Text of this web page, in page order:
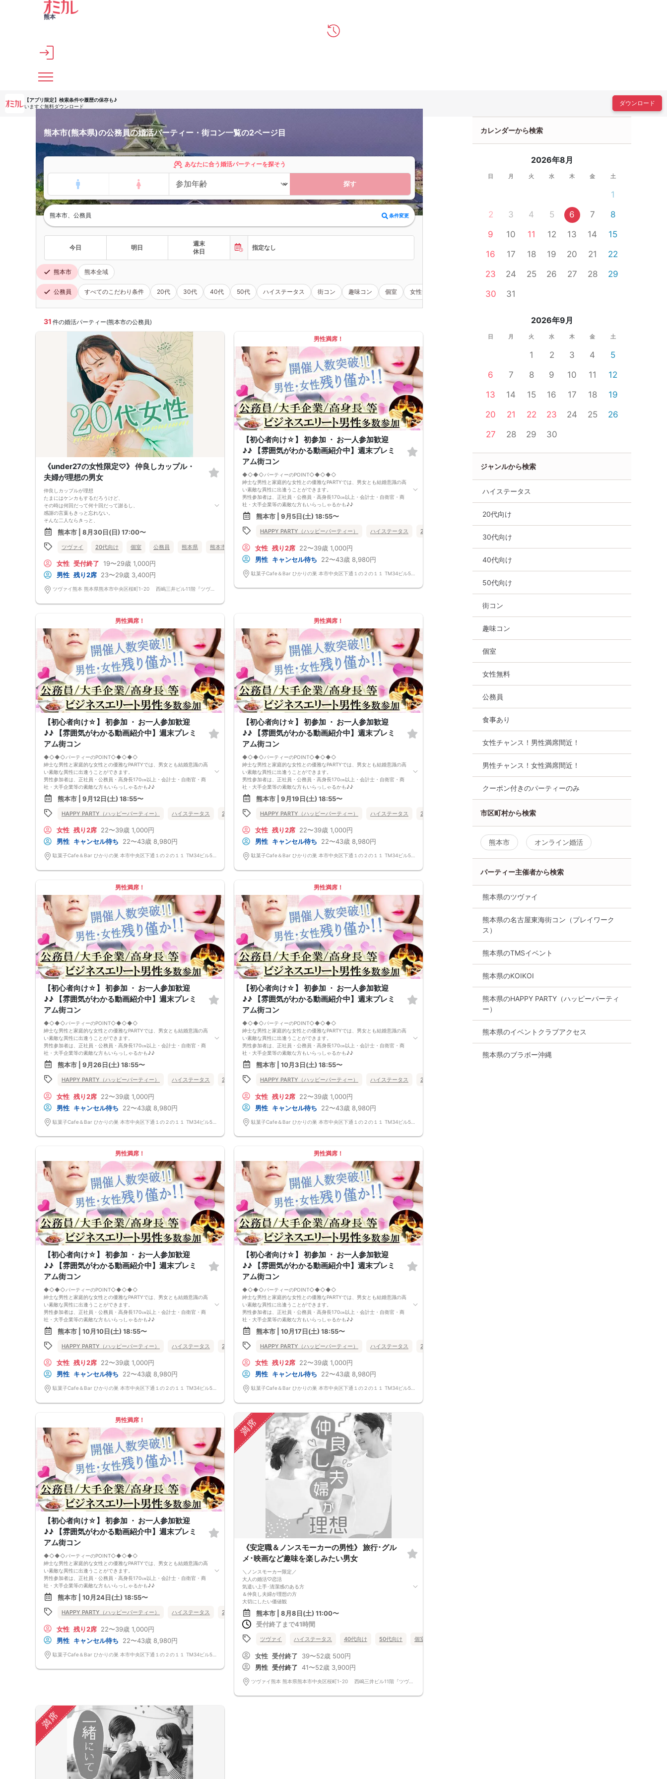
メインコンテンツへスキップ
熊本
【アプリ限定】 検索条件や履歴の保存も♪
いますぐ無料ダウンロード
ダウンロード
熊本市(熊本県)の公務員の婚活パーティー・街コン一覧の2ページ目
あなたに合う婚活パーティーを探そう
探す
熊本市、公務員 条件変更
今日 明日
週末
休日
指定なし
熊本市 熊本全域
公務員 すべてのこだわり条件 20代 30代 40代 50代 ハイステータス 街コン 趣味コン 個室 女性無料
31 件の婚活パーティー(熊本市の公務員)
《under27の女性限定♡》 仲良しカップル・
夫婦が理想の男女
仲良しカップルが理想
たまにはケンカもするだろうけど、
その時は何回だって何十回だって謝るし、
感謝の言葉もきっと忘れない。
そんな二人ならきっと、
笑いあって生きていける気がする。
20代のうちに結婚を考えられる
お付き合いがしたい
仲良しカップル・夫婦が理想の方
熊本市 | 8月30日(日) 17:00〜
ツヴァイ 20代向け 個室 公務員 熊本県 熊本市
女性 受付終了 19〜29歳 1,000円
男性 残り2席 23〜29歳 3,400円
ツヴァイ熊本 熊本県熊本市中央区桜町1-20 西嶋三井ビル11階『ツヴァイ会場』
男性満席！
【初心者向け☆】 初参加 ・ お一人参加歓迎
♪♪ 【雰囲気がわかる動画紹介中】週末プレミ
アム街コン
◆◇◆◇パーティーのPOINT◇◆◇◆◇
紳士な男性と家庭的な女性との優雅なPARTYでは、男女とも結婚意識の高
い素敵な異性に出逢うことができます。
男性参加者は、正社員・公務員・高身長170㎝以上・会計士・自衛官・商
社・大手企業等の素敵な方もいらっしゃるかも♪♪
ゆったりとお話できる空間は、恋活・婚活にピッタリ♪♪ バーラウンジ
で味わう菓子食べ放題＆アルコール飲み放題
定期的に席替えをして全員の方と交流して頂き、連絡先の交換も自由です
♪
【恋人のいる方・事実婚・同棲中・離婚調停中etc.の方はご遠慮下さ
い。】
◇◆◇◆◇◆◇◆◇◆◇◆◇◆◇◆◇◆◇
□受付は開始10分前からとさせて頂きます。
□開催店舗様には『街コンで来ました』とお伝えください。受付まで案内
□最少催行人数が男性2名・女性2名以上からとなっております。
（男女比の調整を行っておりますが、キャンセル等によって変動がある場
合がございます。原則、男女比に関わらず,最少催行人数を下回った場合
に限り、「中止」及び「返金」させて頂きます。）
熊本市 | 9月5日(土) 18:55〜
HAPPY PARTY（ハッピーパーティー） ハイステータス 20代向け
女性 残り2席 22〜39歳 1,000円
男性 キャンセル待ち 22〜43歳 8,980円
男性満席！
【初心者向け☆】 初参加 ・ お一人参加歓迎
♪♪ 【雰囲気がわかる動画紹介中】週末プレミ
アム街コン
◆◇◆◇パーティーのPOINT◇◆◇◆◇
紳士な男性と家庭的な女性との優雅なPARTYでは、男女とも結婚意識の高
い素敵な異性に出逢うことができます。
男性参加者は、正社員・公務員・高身長170㎝以上・会計士・自衛官・商
社・大手企業等の素敵な方もいらっしゃるかも♪♪
ゆったりとお話できる空間は、恋活・婚活にピッタリ♪♪ バーラウンジ
で味わう菓子食べ放題＆アルコール飲み放題
定期的に席替えをして全員の方と交流して頂き、連絡先の交換も自由です
♪
【恋人のいる方・事実婚・同棲中・離婚調停中etc.の方はご遠慮下さ
い。】
◇◆◇◆◇◆◇◆◇◆◇◆◇◆◇◆◇◆◇
□受付は開始10分前からとさせて頂きます。
□開催店舗様には『街コンで来ました』とお伝えください。受付まで案内
開催当日13：00までに最少催行人数に満たない場合
または13：00以降にキャンセルにより最少催行人数を下回った場合
は、中止といたします。
□最少催行人数が男性2名・女性2名以上からとなっております。
（男女比の調整を行っておりますが、キャンセル等によって変動がある場
合がございます。原則、男女比に関わらず,最少催行人数を下回った場合
に限り、「中止」及び「返金」させて頂きます。）
熊本市 | 9月12日(土) 18:55〜
HAPPY PARTY（ハッピーパーティー） ハイステータス 20代向け 30代向け 街コン 公務員 食事あり 熊本県 熊本市
女性 残り2席 22〜39歳 1,000円
男性 キャンセル待ち 22〜43歳 8,980円
男性満席！
【初心者向け☆】 初参加 ・ お一人参加歓迎
♪♪ 【雰囲気がわかる動画紹介中】週末プレミ
アム街コン
◆◇◆◇パーティーのPOINT◇◆◇◆◇
紳士な男性と家庭的な女性との優雅なPARTYでは、男女とも結婚意識の高
い素敵な異性に出逢うことができます。
男性参加者は、正社員・公務員・高身長170㎝以上・会計士・自衛官・商
社・大手企業等の素敵な方もいらっしゃるかも♪♪
ゆったりとお話できる空間は、恋活・婚活にピッタリ♪♪ バーラウンジ
で味わう菓子食べ放題＆アルコール飲み放題
定期的に席替えをして全員の方と交流して頂き、連絡先の交換も自由です
♪
【恋人のいる方・事実婚・同棲中・離婚調停中etc.の方はご遠慮下さ
い。】
◇◆◇◆◇◆◇◆◇◆◇◆◇◆◇◆◇◆◇
□受付は開始10分前からとさせて頂きます。
□開催店舗様には『街コンで来ました』とお伝えください。受付まで案内
開催当日13：00までに最少催行人数に満たない場合
または13：00以降にキャンセルにより最少催行人数を下回った場合
は、中止といたします。
□最少催行人数が男性2名・女性2名以上からとなっております。
（男女比の調整を行っておりますが、キャンセル等によって変動がある場
合がございます。原則、男女比に関わらず,最少催行人数を下回った場合
に限り、「中止」及び「返金」させて頂きます。）
熊本市 | 9月19日(土) 18:55〜
HAPPY PARTY（ハッピーパーティー） ハイステータス 20代向け 街コン 公務員
女性 残り2席 22〜39歳 1,000円
男性 キャンセル待ち 22〜43歳 8,980円
男性満席！
【初心者向け☆】 初参加 ・ お一人参加歓迎
♪♪ 【雰囲気がわかる動画紹介中】週末プレミ
アム街コン
◆◇◆◇パーティーのPOINT◇◆◇◆◇
紳士な男性と家庭的な女性との優雅なPARTYでは、男女とも結婚意識の高
い素敵な異性に出逢うことができます。
男性参加者は、正社員・公務員・高身長170㎝以上・会計士・自衛官・商
社・大手企業等の素敵な方もいらっしゃるかも♪♪
ゆったりとお話できる空間は、恋活・婚活にピッタリ♪♪ バーラウンジ
で味わう菓子食べ放題＆アルコール飲み放題
定期的に席替えをして全員の方と交流して頂き、連絡先の交換も自由です
♪
【恋人のいる方・事実婚・同棲中・離婚調停中etc.の方はご遠慮下さ
い。】
◇◆◇◆◇◆◇◆◇◆◇◆◇◆◇◆◇◆◇
□受付は開始10分前からとさせて頂きます。
□開催店舗様には『街コンで来ました』とお伝えください。受付まで案内
開催当日13：00までに最少催行人数に満たない場合
または13：00以降にキャンセルにより最少催行人数を下回った場合
は、中止といたします。
□最少催行人数が男性2名・女性2名以上からとなっております。
（男女比の調整を行っておりますが、キャンセル等によって変動がある場
合がございます。原則、男女比に関わらず,最少催行人数を下回った場合
に限り、「中止」及び「返金」させて頂きます。）
熊本市 | 9月26日(土) 18:55〜
HAPPY PARTY（ハッピーパーティー） ハイステータス 20代向け 30代向け 街コン 公務員 食事あり 熊本県 熊本市
女性 残り2席 22〜39歳 1,000円
男性 キャンセル待ち 22〜43歳 8,980円
男性満席！
【初心者向け☆】 初参加 ・ お一人参加歓迎
♪♪ 【雰囲気がわかる動画紹介中】週末プレミ
アム街コン
◆◇◆◇パーティーのPOINT◇◆◇◆◇
紳士な男性と家庭的な女性との優雅なPARTYでは、男女とも結婚意識の高
い素敵な異性に出逢うことができます。
男性参加者は、正社員・公務員・高身長170㎝以上・会計士・自衛官・商
社・大手企業等の素敵な方もいらっしゃるかも♪♪
ゆったりとお話できる空間は、恋活・婚活にピッタリ♪♪ バーラウンジ
で味わう菓子食べ放題＆アルコール飲み放題
定期的に席替えをして全員の方と交流して頂き、連絡先の交換も自由です
♪
【恋人のいる方・事実婚・同棲中・離婚調停中etc.の方はご遠慮下さ
い。】
◇◆◇◆◇◆◇◆◇◆◇◆◇◆◇◆◇◆◇
□受付は開始10分前からとさせて頂きます。
□開催店舗様には『街コンで来ました』とお伝えください。受付まで案内
開催当日13：00までに最少催行人数に満たない場合
または13：00以降にキャンセルにより最少催行人数を下回った場合
は、中止といたします。
□最少催行人数が男性2名・女性2名以上からとなっております。
（男女比の調整を行っておりますが、キャンセル等によって変動がある場
合がございます。原則、男女比に関わらず,最少催行人数を下回った場合
に限り、「中止」及び「返金」させて頂きます。）
熊本市 | 10月3日(土) 18:55〜
HAPPY PARTY（ハッピーパーティー） ハイステータス 20代向け
女性 残り2席 22〜39歳 1,000円
男性 キャンセル待ち 22〜43歳 8,980円
男性満席！
【初心者向け☆】 初参加 ・ お一人参加歓迎
♪♪ 【雰囲気がわかる動画紹介中】週末プレミ
アム街コン
◆◇◆◇パーティーのPOINT◇◆◇◆◇
紳士な男性と家庭的な女性との優雅なPARTYでは、男女とも結婚意識の高
い素敵な異性に出逢うことができます。
男性参加者は、正社員・公務員・高身長170㎝以上・会計士・自衛官・商
社・大手企業等の素敵な方もいらっしゃるかも♪♪
ゆったりとお話できる空間は、恋活・婚活にピッタリ♪♪ バーラウンジ
で味わう菓子食べ放題＆アルコール飲み放題
定期的に席替えをして全員の方と交流して頂き、連絡先の交換も自由です
♪
【恋人のいる方・事実婚・同棲中・離婚調停中etc.の方はご遠慮下さ
い。】
◇◆◇◆◇◆◇◆◇◆◇◆◇◆◇◆◇◆◇
□受付は開始10分前からとさせて頂きます。
□開催店舗様には『街コンで来ました』とお伝えください。受付まで案内
開催当日13：00までに最少催行人数に満たない場合
または13：00以降にキャンセルにより最少催行人数を下回った場合
は、中止といたします。
□最少催行人数が男性2名・女性2名以上からとなっております。
（男女比の調整を行っておりますが、キャンセル等によって変動がある場
合がございます。原則、男女比に関わらず,最少催行人数を下回った場合
に限り、「中止」及び「返金」させて頂きます。）
熊本市 | 10月10日(土) 18:55〜
HAPPY PARTY（ハッピーパーティー） ハイステータス 20代向け 30代向け 街コン 公務員 食事あり 熊本県 熊本市
女性 残り2席 22〜39歳 1,000円
男性 キャンセル待ち 22〜43歳 8,980円
男性満席！
【初心者向け☆】 初参加 ・ お一人参加歓迎
♪♪ 【雰囲気がわかる動画紹介中】週末プレミ
アム街コン
◆◇◆◇パーティーのPOINT◇◆◇◆◇
紳士な男性と家庭的な女性との優雅なPARTYでは、男女とも結婚意識の高
い素敵な異性に出逢うことができます。
男性参加者は、正社員・公務員・高身長170㎝以上・会計士・自衛官・商
社・大手企業等の素敵な方もいらっしゃるかも♪♪
ゆったりとお話できる空間は、恋活・婚活にピッタリ♪♪ バーラウンジ
で味わう菓子食べ放題＆アルコール飲み放題
定期的に席替えをして全員の方と交流して頂き、連絡先の交換も自由です
♪
【恋人のいる方・事実婚・同棲中・離婚調停中etc.の方はご遠慮下さ
い。】
◇◆◇◆◇◆◇◆◇◆◇◆◇◆◇◆◇◆◇
□受付は開始10分前からとさせて頂きます。
□開催店舗様には『街コンで来ました』とお伝えください。受付まで案内
□中止判断タイミング
開催当日13：00までに最少催行人数に満たない場合
または13：00以降にキャンセルにより最少催行人数を下回った場合
は、中止といたします。
□最少催行人数が男性2名・女性2名以上からとなっております。
（男女比の調整を行っておりますが、キャンセル等によって変動がある場
合がございます。原則、男女比に関わらず,最少催行人数を下回った場合
に限り、「中止」及び「返金」させて頂きます。）
熊本市 | 10月17日(土) 18:55〜
HAPPY PARTY（ハッピーパーティー） ハイステータス 20代向け
女性 残り2席 22〜39歳 1,000円
男性 キャンセル待ち 22〜43歳 8,980円
男性満席！
【初心者向け☆】 初参加 ・ お一人参加歓迎
♪♪ 【雰囲気がわかる動画紹介中】週末プレミ
アム街コン
◆◇◆◇パーティーのPOINT◇◆◇◆◇
紳士な男性と家庭的な女性との優雅なPARTYでは、男女とも結婚意識の高
い素敵な異性に出逢うことができます。
男性参加者は、正社員・公務員・高身長170㎝以上・会計士・自衛官・商
社・大手企業等の素敵な方もいらっしゃるかも♪♪
ゆったりとお話できる空間は、恋活・婚活にピッタリ♪♪ バーラウンジ
で味わう菓子食べ放題＆アルコール飲み放題
定期的に席替えをして全員の方と交流して頂き、連絡先の交換も自由です
♪
【恋人のいる方・事実婚・同棲中・離婚調停中etc.の方はご遠慮下さ
い。】
◇◆◇◆◇◆◇◆◇◆◇◆◇◆◇◆◇◆◇
□受付は開始10分前からとさせて頂きます。
□開催店舗様には『街コンで来ました』とお伝えください。受付まで案内
は、中止といたします。
□最少催行人数が男性2名・女性2名以上からとなっております。
（男女比の調整を行っておりますが、キャンセル等によって変動がある場
合がございます。原則、男女比に関わらず,最少催行人数を下回った場合
に限り、「中止」及び「返金」させて頂きます。）
熊本市 | 10月24日(土) 18:55〜
HAPPY PARTY（ハッピーパーティー） ハイステータス 20代向け 30代向け 街コン 公務員
女性 残り2席 22〜39歳 1,000円
男性 キャンセル待ち 22〜43歳 8,980円
満席
《安定職＆ノンスモーカーの男性》 旅行･グル
メ･映画など趣味を楽しみたい男女
＼ノンスモーカー限定／
大人の婚活♡恋活
気遣い上手･清潔感のある方
＆仲良し夫婦が理想の方
大切にしたい価値観
「気遣い」広い心の持ち主で、器が大きい！
「身なり」清潔感あり、生活習慣も規則正しい！
「思いやり」相手の立場になって行動ができる！
＼さらに今回は！／
旅行/グルメ/音楽/映画など
2人で楽しむ時間、
毎日のコミュニケーションは大事ですよね。
熊本市 | 8月8日(土) 11:00〜
受付終了まで41時間
ツヴァイ ハイステータス 40代向け 50代向け 個室
女性 受付終了 39〜52歳 500円
男性 受付終了 41〜52歳 3,900円
満席
カレンダーから検索
2026年8月
日 月 火 水 木 金 土
1
2
3 4 5 6 7
8
9
10 11 12 13 14
15
16
17 18 19 20 21
22
23
24 25 26 27 28
29
30
31
2026年9月
日 月 火 水 木 金 土
1 2 3 4
5
6
7 8 9 10 11
12
13
14 15 16 17 18
19
20
21 22 23 24 25
26
27
28 29 30
ジャンルから検索
ハイステータス
20代向け
30代向け
40代向け
50代向け
街コン
趣味コン
個室
女性無料
公務員
食事あり
女性チャンス！男性満席間近！
男性チャンス！女性満席間近！
クーポン付きのパーティーのみ
市区町村から検索
熊本市 オンライン婚活
パーティー主催者から検索
熊本県のツヴァイ
熊本県の名古屋東海街コン（プレイワーク
ス）
熊本県のTMSイベント
熊本県のKOIKOI
熊本県のHAPPY PARTY（ハッピーパーティ
ー）
熊本県のイベントクラブアクセス
熊本県のブラボー沖縄